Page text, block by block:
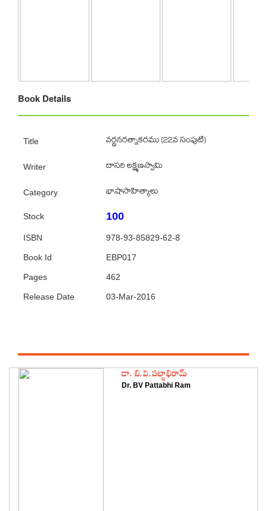
Book Details
Title వర్ణనరత్నాకరము (22వ సంపుటి)
Writer దాసరి లక్ష్మణస్వామి
Category భాషాసాహిత్యాలు
Stock 100
ISBN 978-93-85829-62-8
Book Id EBP017
Pages 462
Release Date 03-Mar-2016
డా. బి.వి.పట్టాభిరామ్
Dr. BV Pattabhi Ram